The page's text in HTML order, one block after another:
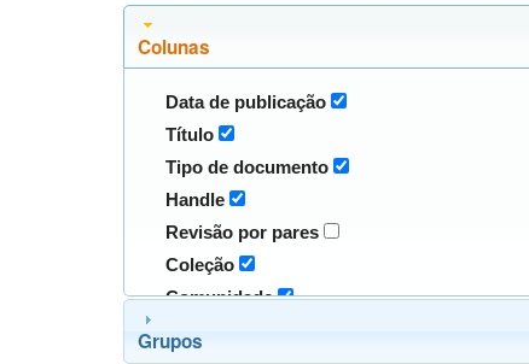
Colunas
Data de publicação
Título
Tipo de documento
Handle
Revisão por pares
Coleção
Comunidade
Grupos